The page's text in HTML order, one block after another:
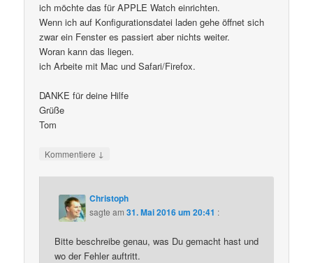
ich möchte das für APPLE Watch einrichten.
Wenn ich auf Konfigurationsdatei laden gehe öffnet sich
zwar ein Fenster es passiert aber nichts weiter.
Woran kann das liegen.
ich Arbeite mit Mac und Safari/Firefox.
DANKE für deine Hilfe
Grüße
Tom
Kommentiere ↓
Christoph
sagte am31. Mai 2016 um 20:41 :
Bitte beschreibe genau, was Du gemacht hast und
wo der Fehler auftritt.